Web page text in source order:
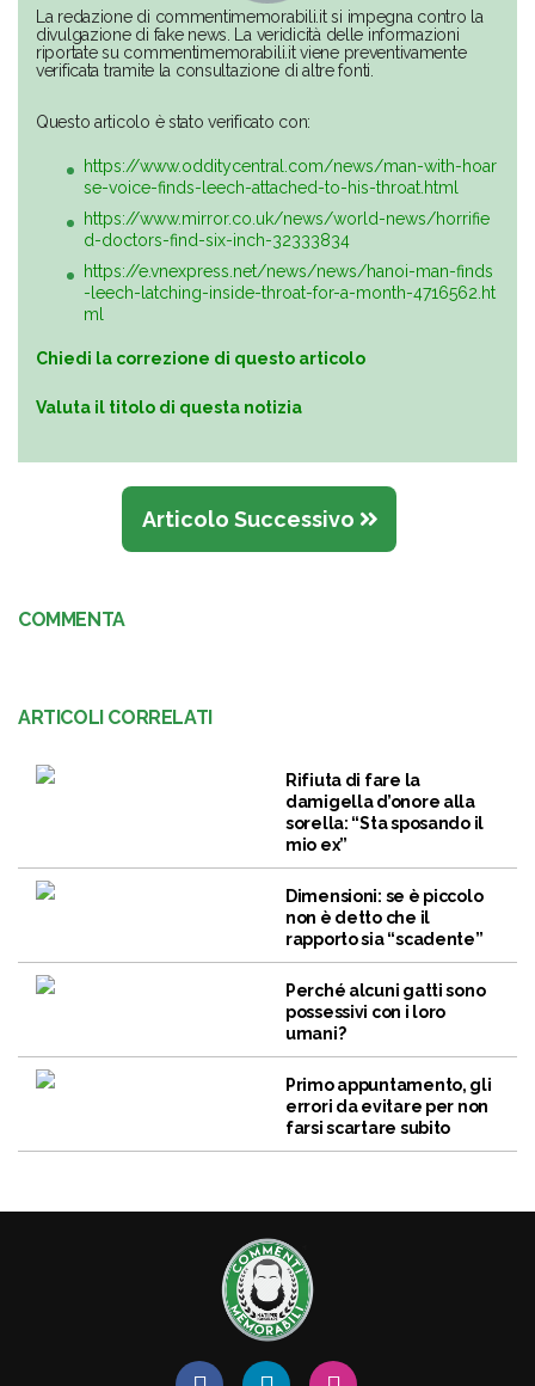
La redazione di commentimemorabili.it si impegna contro la
divulgazione di fake news. La veridicità delle informazioni
riportate su commentimemorabili.it viene preventivamente
verificata tramite la consultazione di altre fonti.
Questo articolo è stato verificato con:
https://www.odditycentral.com/news/man-with-hoar
se-voice-finds-leech-attached-to-his-throat.html
https://www.mirror.co.uk/news/world-news/horrifie
d-doctors-find-six-inch-32333834
https://e.vnexpress.net/news/news/hanoi-man-finds
-leech-latching-inside-throat-for-a-month-4716562.ht
ml
Chiedi la correzione di questo articolo
Valuta il titolo di questa notizia
Articolo Successivo
COMMENTA
ARTICOLI CORRELATI
Rifiuta di fare la
damigella d’onore alla
sorella: “Sta sposando il
mio ex”
Dimensioni: se è piccolo
non è detto che il
rapporto sia “scadente”
Perché alcuni gatti sono
possessivi con i loro
umani?
Primo appuntamento, gli
errori da evitare per non
farsi scartare subito